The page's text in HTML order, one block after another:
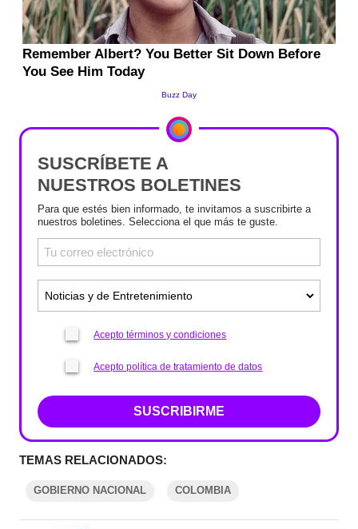
SUSCRÍBETE A
NUESTROS BOLETINES
Para que estés bien informado, te invitamos a suscribirte a
nuestros boletines. Selecciona el que más te guste.
Acepto términos y condiciones
Acepto política de tratamiento de datos
SUSCRIBIRME
TEMAS RELACIONADOS:
GOBIERNO NACIONAL COLOMBIA